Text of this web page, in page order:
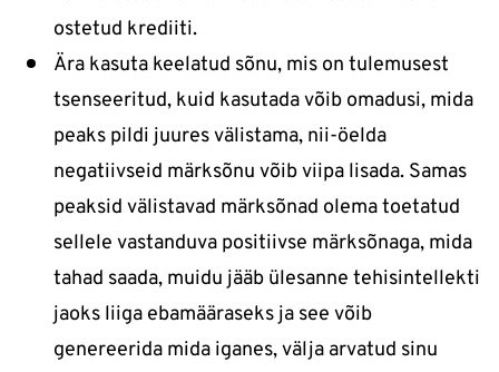
ostetud krediiti.
Ära kasuta keelatud sõnu, mis on tulemusest
tsenseeritud, kuid kasutada võib omadusi, mida
peaks pildi juures välistama, nii-öelda
negatiivseid märksõnu võib viipa lisada. Samas
peaksid välistavad märksõnad olema toetatud
sellele vastanduva positiivse märksõnaga, mida
tahad saada, muidu jääb ülesanne tehisintellekti
jaoks liiga ebamääraseks ja see võib
genereerida mida iganes, välja arvatud sinu